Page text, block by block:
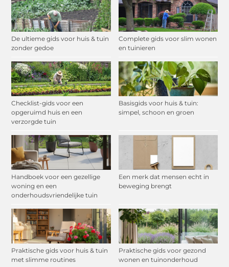
De ultieme gids voor huis & tuin
zonder gedoe
Complete gids voor slim wonen
en tuinieren
Checklist-gids voor een
opgeruimd huis en een
verzorgde tuin
Basisgids voor huis & tuin:
simpel, schoon en groen
Handboek voor een gezellige
woning en een
onderhoudsvriendelijke tuin
Een merk dat mensen echt in
beweging brengt
Praktische gids voor huis & tuin
met slimme routines
Praktische gids voor gezond
wonen en tuinonderhoud